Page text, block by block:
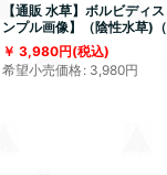
【通販 水草】ボルビディ
ンプル画像】（陰性水草)
3,980円(税込)
希望小売価格: 3,980円